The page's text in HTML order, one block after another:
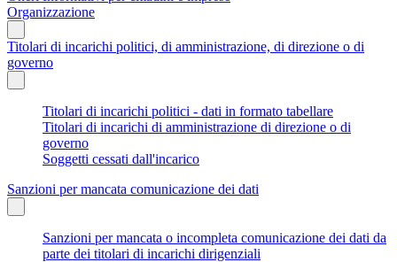
Organizzazione
Titolari di incarichi politici, di amministrazione, di direzione o di
governo
Titolari di incarichi politici - dati in formato tabellare
Titolari di incarichi di amministrazione di direzione o di
governo
Soggetti cessati dall'incarico
Sanzioni per mancata comunicazione dei dati
Sanzioni per mancata o incompleta comunicazione dei dati da
parte dei titolari di incarichi dirigenziali